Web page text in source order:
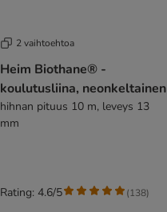
2 vaihtoehtoa
Heim Biothane® -
koulutusliina, neonkeltainen
hihnan pituus 10 m, leveys 13
mm
Rating: 4.6/5 (138)